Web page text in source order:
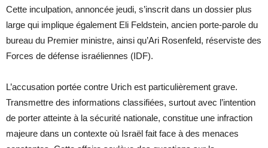
Cette inculpation, annoncée jeudi, s’inscrit dans un dossier plus
large qui implique également Eli Feldstein, ancien porte-parole du
bureau du Premier ministre, ainsi qu’Ari Rosenfeld, réserviste des
Forces de défense israéliennes (IDF).
L’accusation portée contre Urich est particulièrement grave.
Transmettre des informations classifiées, surtout avec l’intention
de porter atteinte à la sécurité nationale, constitue une infraction
majeure dans un contexte où Israël fait face à des menaces